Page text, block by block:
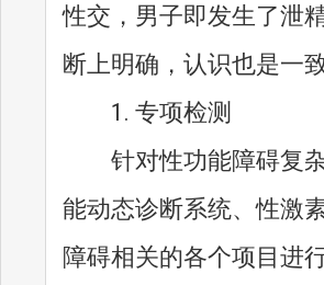
性交，男子即发生了泄
断上明确，认识也是一致
1. 专项检测
针对性功能障碍复杂
能动态诊断系统、性激
障碍相关的各个项目进